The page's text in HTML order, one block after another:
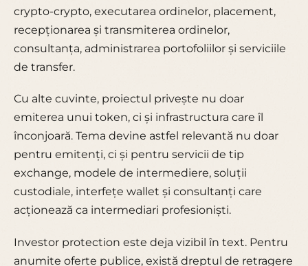
crypto-crypto, executarea ordinelor, placement,
recepționarea și transmiterea ordinelor,
consultanța, administrarea portofoliilor și serviciile
de transfer.
Cu alte cuvinte, proiectul privește nu doar
emiterea unui token, ci și infrastructura care îl
înconjoară. Tema devine astfel relevantă nu doar
pentru emitenți, ci și pentru servicii de tip
exchange, modele de intermediere, soluții
custodiale, interfețe wallet și consultanți care
acționează ca intermediari profesioniști.
Investor protection este deja vizibil în text. Pentru
anumite oferte publice, există dreptul de retragere